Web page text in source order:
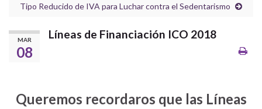
Tipo Reducido de IVA para Luchar contra el Sedentarismo
MAR
08
Líneas de Financiación ICO 2018
Queremos recordaros que las Líneas